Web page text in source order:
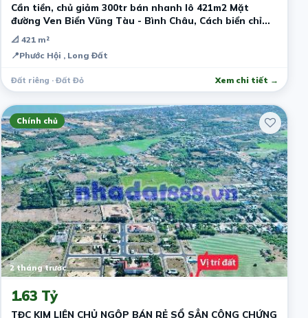
Cần tiền, chủ giảm 300tr bán nhanh lô 421m2 Mặt
đường Ven Biển Vũng Tàu - Bình Châu, Cách biển chỉ
1,5km
📐 421 m²
📍Phước Hội , Long Đất
Đất riêng · Đất Đỏ Xem chi tiết →
Chính chủ
2 tháng trước
1.63 Tỷ
TĐC KIM LIÊN CHỦ NGỘP BÁN RẺ SỔ SẲN CÔNG CHỨNG